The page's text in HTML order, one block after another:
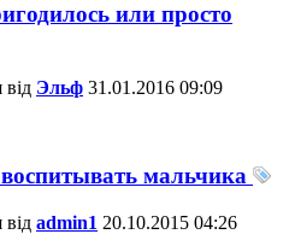
или просто
Эльф 31.01.2016 09:09
мальчика
admin1 20.10.2015 04:26